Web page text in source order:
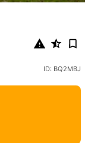
ID: BQ2MBJ